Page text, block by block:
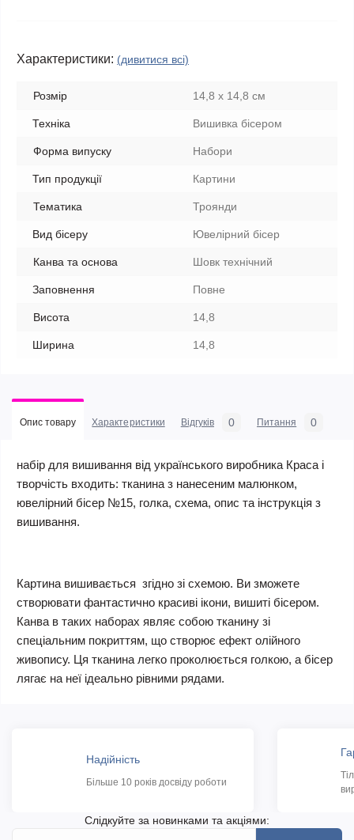
Характеристики: (дивитися всі)
Розмір 14,8 х 14,8 см
Техніка Вишивка бісером
Форма випуску Набори
Тип продукції Картини
Тематика Троянди
Вид бісеру Ювелірний бісер
Канва та основа Шовк технічний
Заповнення Повне
Висота 14,8
Ширина 14,8
Опис товару Характеристики Відгуків 0 Питання 0
набір для вишивання від українського виробника Краса і
творчість входить: тканина з нанесеним малюнком,
ювелірний бісер №15, голка, схема, опис та інструкція з
вишивання.
Картина вишивається згідно зі схемою. Ви зможете
створювати фантастично красиві ікони, вишиті бісером.
Канва в таких наборах являє собою тканину зі
спеціальним покриттям, що створює ефект олійного
живопису. Ця тканина легко проколюється голкою, а бісер
лягає на неї ідеально рівними рядами.
Надійність
Більше 10 років досвіду роботи
Слідкуйте за новинками та акціями: